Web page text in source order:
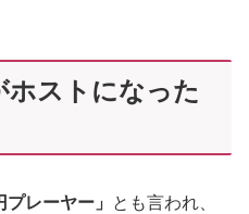
ストになった
レーヤー」
とも言われ、